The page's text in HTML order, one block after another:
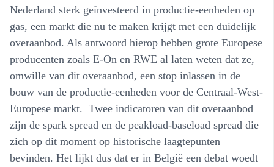
Nederland sterk geïnvesteerd in productie-eenheden op
gas, een markt die nu te maken krijgt met een duidelijk
overaanbod. Als antwoord hierop hebben grote Europese
producenten zoals E-On en RWE al laten weten dat ze,
omwille van dit overaanbod, een stop inlassen in de
bouw van de productie-eenheden voor de Centraal-West-
Europese markt. Twee indicatoren van dit overaanbod
zijn de spark spread en de peakload-baseload spread die
zich op dit moment op historische laagtepunten
bevinden. Het lijkt dus dat er in België een debat woedt